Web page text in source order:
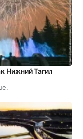
Нижний Тагил